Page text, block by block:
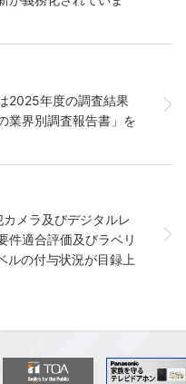
2025年度の調査結果
業界別調査報告書」を
メラ及びデジタルレ
件適合評価及びラベリ
ルの付与状況が目録上